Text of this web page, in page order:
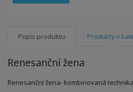
Popis produktu Produkty v
Renesanční žena
Renesanční žena- kombinovaná